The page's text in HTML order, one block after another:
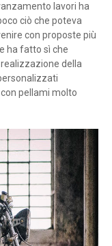
lavori ha
ciò che poteva
con proposte più
ha fatto sì che
della
pellami molto